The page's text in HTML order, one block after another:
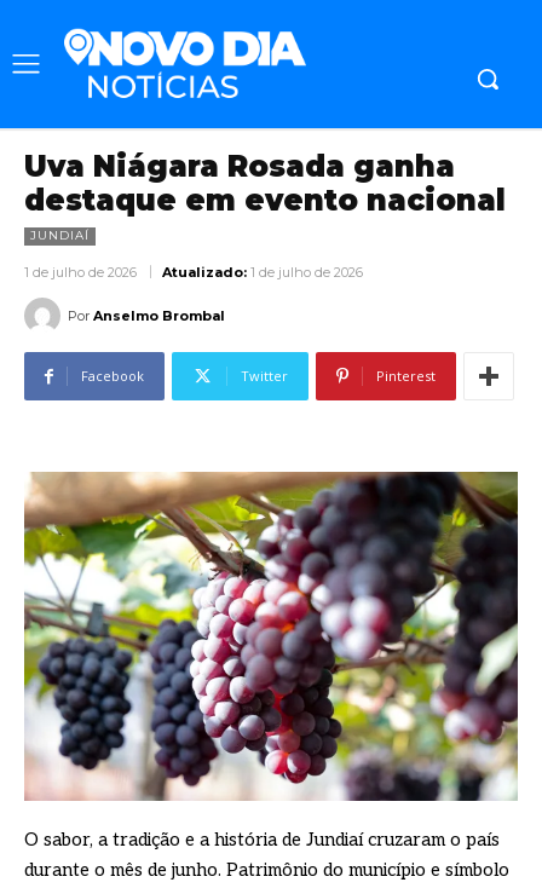
Uva Niágara Rosada ganha
destaque em evento nacional
JUNDIAÍ
1 de julho de 2026 Atualizado: 1 de julho de 2026
Por Anselmo Brombal
Facebook Twitter Pinterest
O sabor, a tradição e a história de Jundiaí cruzaram o país
durante o mês de junho. Patrimônio do município e símbolo